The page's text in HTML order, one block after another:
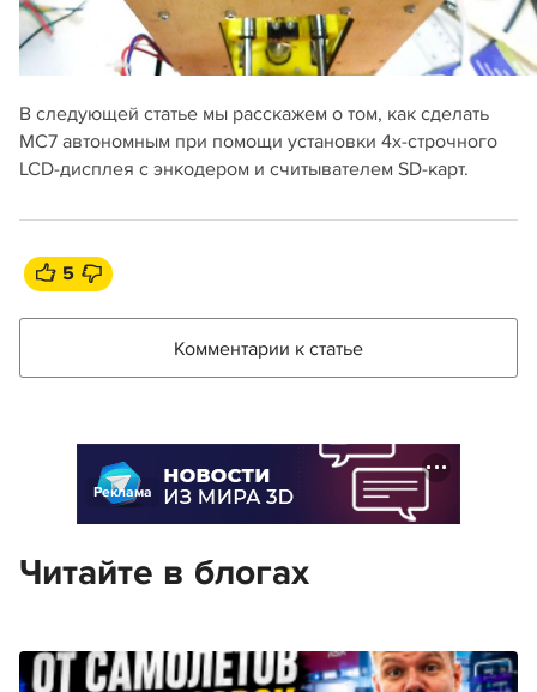
В следующей статье мы расскажем о том, как сделать
MC7 автономным при помощи установки 4х-строчного
LCD-дисплея с энкодером и считывателем SD-карт.
5
Комментарии к статье
Реклама
Читайте в блогах